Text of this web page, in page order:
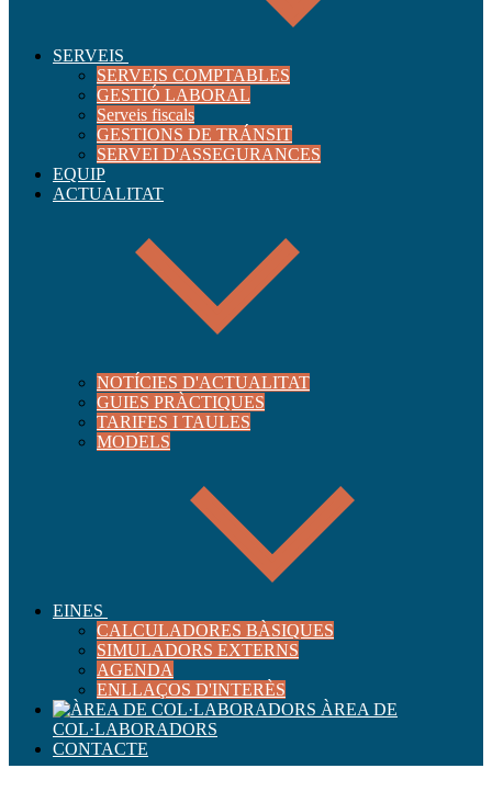
SERVEIS
SERVEIS COMPTABLES
GESTIÓ LABORAL
Serveis fiscals
GESTIONS DE TRÁNSIT
SERVEI D'ASSEGURANCES
EQUIP
ACTUALITAT
NOTÍCIES D'ACTUALITAT
GUIES PRÀCTIQUES
TARIFES I TAULES
MODELS
EINES
CALCULADORES BÀSIQUES
SIMULADORS EXTERNS
AGENDA
ENLLAÇOS D'INTERÈS
ÀREA DE
COL·LABORADORS
CONTACTE